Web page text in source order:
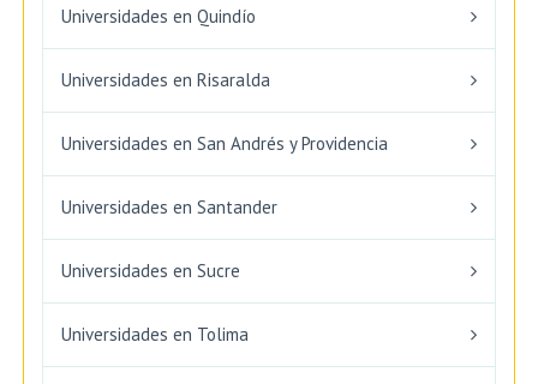
Universidades en Quindío
Universidades en Risaralda
Universidades en San Andrés y Providencia
Universidades en Santander
Universidades en Sucre
Universidades en Tolima